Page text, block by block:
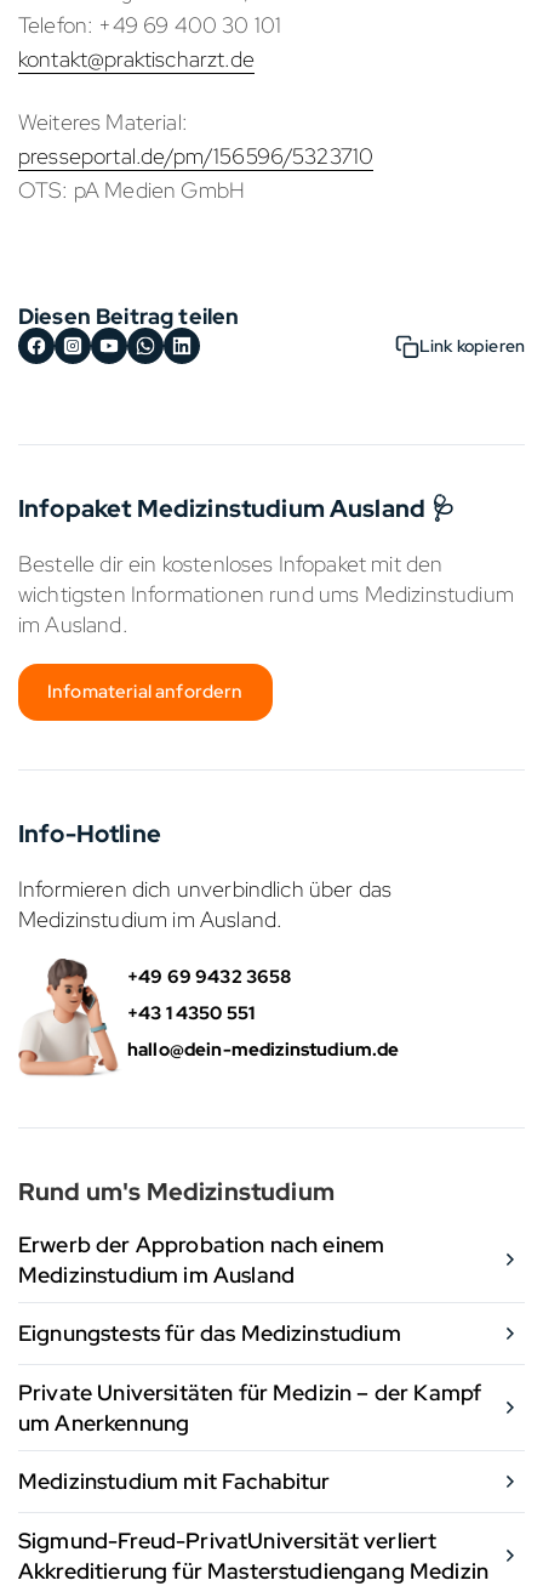
Telefon: +49 69 400 30 101
kontakt@praktischarzt.de
Weiteres Material:
presseportal.de/pm/156596/5323710
OTS: pA Medien GmbH
Diesen Beitrag teilen
Link kopieren
Infopaket Medizinstudium Ausland 🩺
Bestelle dir ein kostenloses Infopaket mit den
wichtigsten Informationen rund ums Medizinstudium
im Ausland.
Infomaterial anfordern
Info-Hotline
Informieren dich unverbindlich über das
Medizinstudium im Ausland.
+49 69 9432 3658
+43 1 4350 551
hallo@dein-medizinstudium.de
Rund um's Medizinstudium
Erwerb der Approbation nach einem
Medizinstudium im Ausland
Eignungstests für das Medizinstudium
Private Universitäten für Medizin – der Kampf
um Anerkennung
Medizinstudium mit Fachabitur
Sigmund-Freud-PrivatUniversität verliert
Akkreditierung für Masterstudiengang Medizin